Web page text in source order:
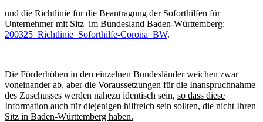
und die Richtlinie für die Beantragung der Soforthilfen für
Unternehmer mit Sitz im Bundesland Baden-Württemberg:
200325_Richtlinie_Soforthilfe-Corona_BW.
Die Förderhöhen in den einzelnen Bundesländer weichen zwar
voneinander ab, aber die Voraussetzungen für die Inanspruchnahme
des Zuschusses werden nahezu identisch sein, so dass diese
Information auch für diejenigen hilfreich sein sollten, die nicht Ihren
Sitz in Baden-Württemberg haben.